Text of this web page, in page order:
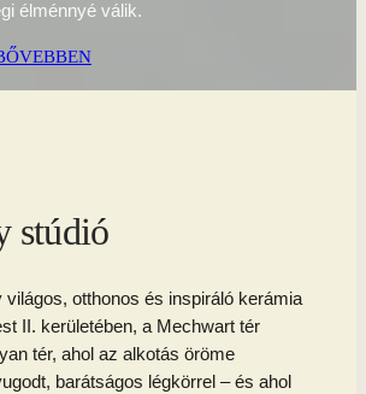
élménnyé válik.
stúdió
világos, otthonos és inspiráló kerámia
II. kerületében, a Mechwart tér
tér, ahol az alkotás öröme
barátságos légkörrel – és ahol